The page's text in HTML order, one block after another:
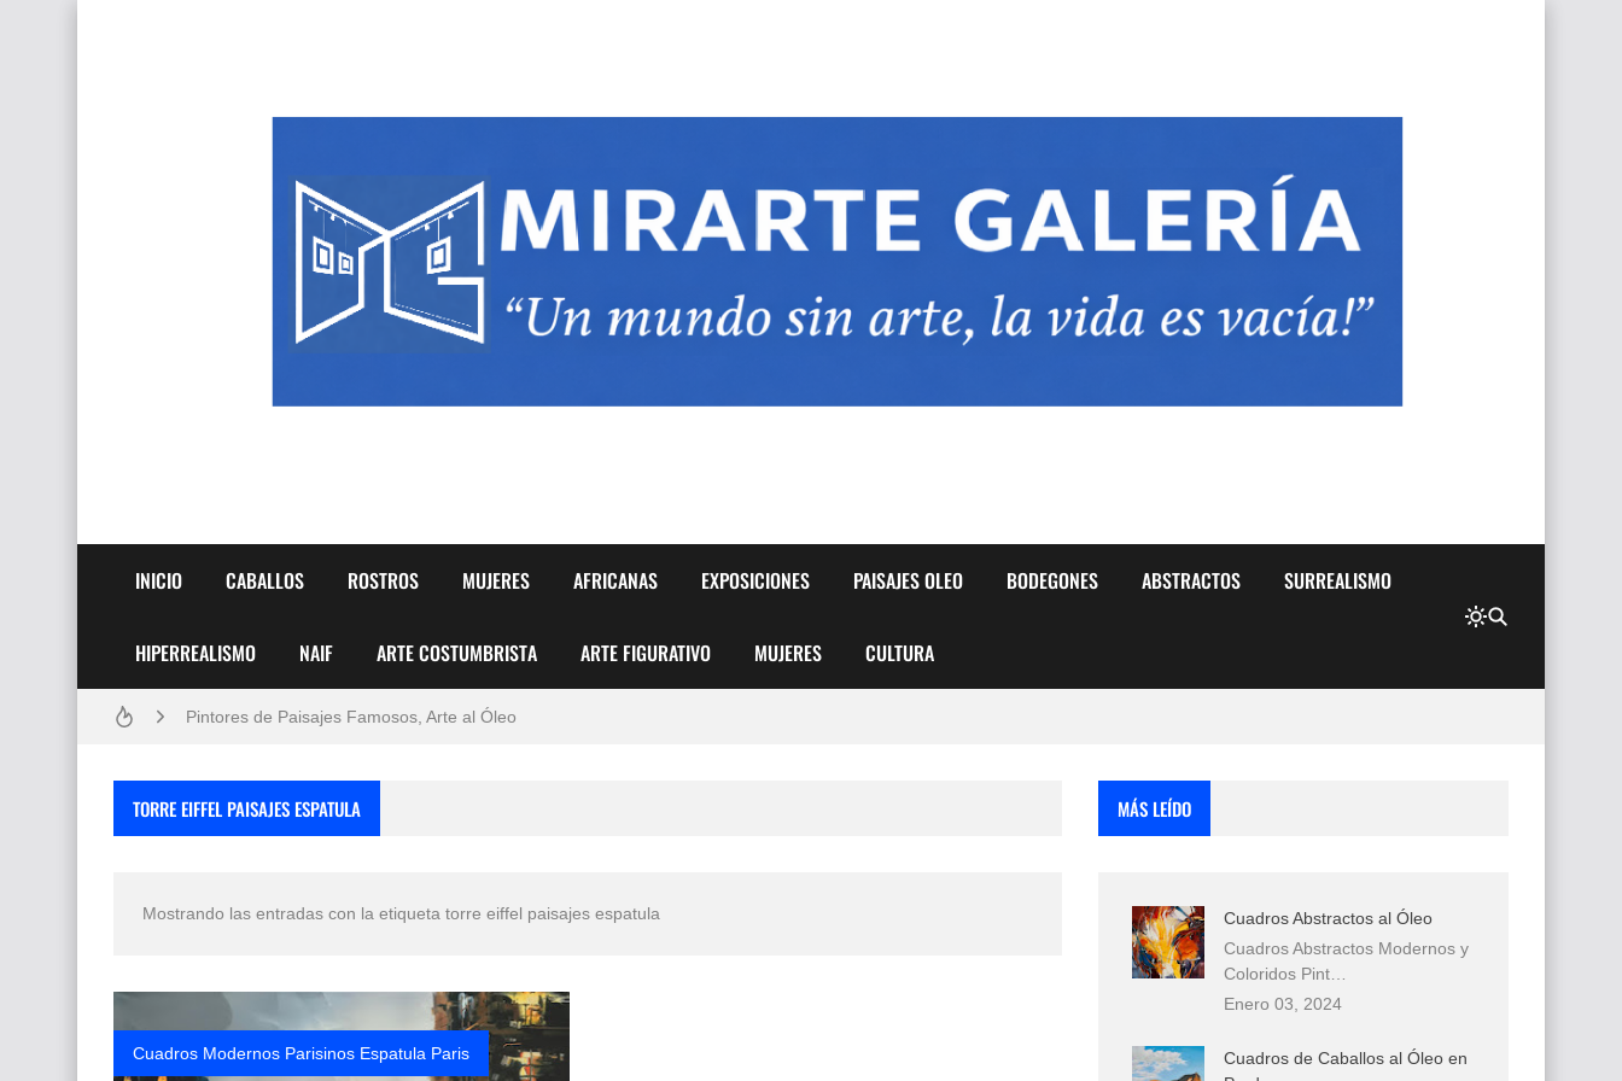
INICIO CABALLOS ROSTROS MUJERES AFRICANAS EXPOSICIONES PAISAJES OLEO BODEGONES ABSTRACTOS SURREALISMO
HIPERREALISMO NAIF ARTE COSTUMBRISTA ARTE FIGURATIVO MUJERES CULTURA
Frutas y Flores Para Colorear Imágenes
Pintores de Paisajes Famosos, Arte al Óleo
Rostros Bellos, La Perfección del Dibujo A Lápiz, Biryulina Vita
Fotos Artísticas de las Actrices de Hollywood Más Bellas del Mundo
TORRE EIFFEL PAISAJES ESPATULA
Mostrando las entradas con la etiqueta torre eiffel paisajes espatula
Cuadros Modernos Parisinos Espatula Paris
MÁS LEÍDO
Cuadros Abstractos al Óleo
Cuadros Abstractos Modernos y
Coloridos Pint…
Enero 03, 2024
Cuadros de Caballos al Óleo en